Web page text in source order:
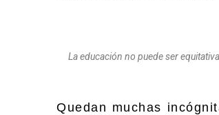
La educación no puede ser
Quedan muchas